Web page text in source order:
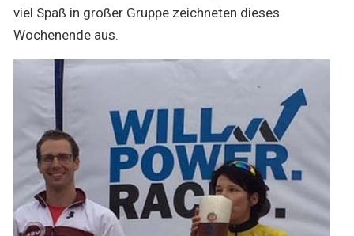
viel Spaß in großer Gruppe zeichneten dieses
Wochenende aus.